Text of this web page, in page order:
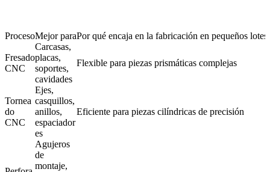
ProcesoMejor paraPor qué encaja en la fabricación en pequeños lotes
Fresado
CNC
Carcasas,
placas,
soportes,
cavidades
Flexible para piezas prismáticas complejas
Tornea
do
CNC
Ejes,
casquillos,
anillos,
espaciador
es
Eficiente para piezas cilíndricas de precisión
Agujeros
de
montaje,